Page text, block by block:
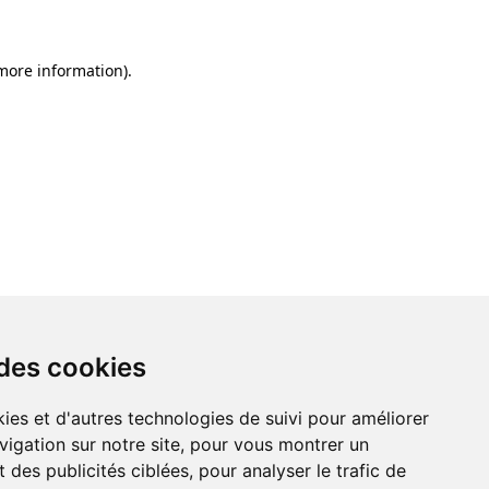
cookies
et d'autres technologies de suivi pour améliorer
sur notre site, pour vous montrer un
des publicités ciblées, pour analyser le trafic de
information).